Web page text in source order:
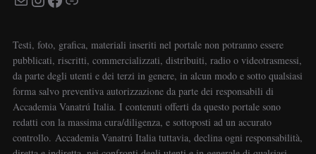
Testi, foto, grafica, materiali inseriti nel portale non potranno essere
pubblicati, riscritti, commercializzati, distribuiti, radio o videotrasmessi,
da parte degli utenti e dei terzi in genere, in alcun modo e sotto qualsiasi
forma salvo preventiva autorizzazione da parte dei responsabili di
Accademia Vanatrú Italia. I contenuti offerti da questo portale sono
redatti con la massima cura/diligenza, e sottoposti ad un accurato
controllo. Accademia Vanatrú Italia tuttavia, declina ogni responsabilità,